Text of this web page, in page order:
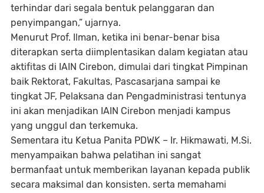
terhindar dari segala bentuk pelanggaran dan
penyimpangan,” ujarnya.
Menurut Prof. Ilman, ketika ini benar-benar bisa
diterapkan serta diimplentasikan dalam kegiatan atau
aktifitas di IAIN Cirebon, dimulai dari tingkat Pimpinan
baik Rektorat, Fakultas, Pascasarjana sampai ke
tingkat JF, Pelaksana dan Pengadministrasi tentunya
ini akan menjadikan IAIN Cirebon menjadi kampus
yang unggul dan terkemuka.
Sementara itu Ketua Panita PDWK – Ir. Hikmawati, M.Si.
menyampaikan bahwa pelatihan ini sangat
bermanfaat untuk memberikan layanan kepada publik
secara maksimal dan konsisten. serta memahami